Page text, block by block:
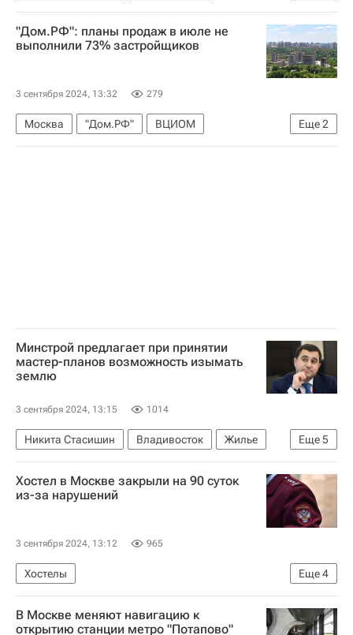
Сбербанк России
ДомКлик
Дальневосточный федеральный университет
ВЭФ — 2024 (Восточный экономический форум)
"Дом.РФ": планы продаж в июле не
выполнили 73% застройщиков
3 сентября 2024, 13:32 279
Еще2
Москва "Дом.РФ"
ВЦИОМ
Строительство
Девелоперы
Минстрой предлагает при принятии
мастер-планов возможность изымать
землю
3 сентября 2024, 13:15 1014
Еще5
Никита Стасишин Владивосток
Жилье
Министерство строительства и жилищно-коммунального хозяйства РФ (Минстрой России)
Строительство
Земельные участки
ВЭФ — 2024 (Восточный экономический форум)
Хостел в Москве закрыли на 90 суток
из-за нарушений
3 сентября 2024, 13:12 965
Еще4
Хостелы
Федеральная служба по надзору в сфере защиты прав потребителей и благополучия человека (Роспотребнадзор)
Москва
Происшествия
В Москве меняют навигацию к
открытию станции метро "Потапово"